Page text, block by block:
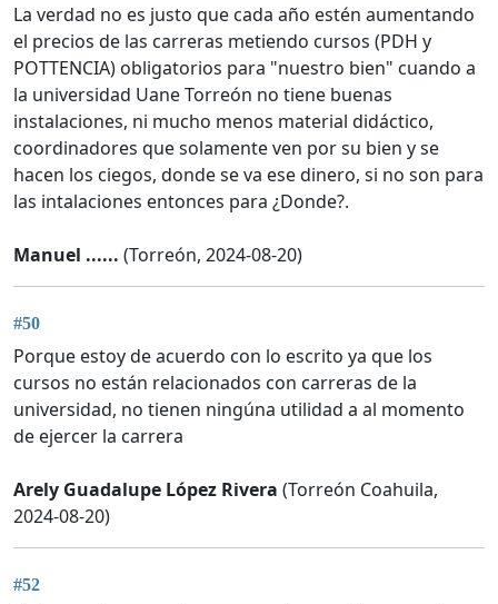
La verdad no es justo que cada año estén aumentando
el precios de las carreras metiendo cursos (PDH y
POTTENCIA) obligatorios para "nuestro bien" cuando a
la universidad Uane Torreón no tiene buenas
instalaciones, ni mucho menos material didáctico,
coordinadores que solamente ven por su bien y se
hacen los ciegos, donde se va ese dinero, si no son para
las intalaciones entonces para ¿Donde?.
Manuel ...... (Torreón, 2024-08-20)
#50
Porque estoy de acuerdo con lo escrito ya que los
cursos no están relacionados con carreras de la
universidad, no tienen ningúna utilidad a al momento
de ejercer la carrera
Arely Guadalupe López Rivera (Torreón Coahuila,
2024-08-20)
#52